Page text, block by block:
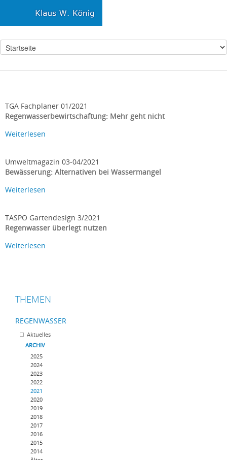
TGA Fachplaner 01/2021
Regenwasserbewirtschaftung: Mehr geht nicht
Weiterlesen
Umweltmagazin 03-04/2021
Bewässerung: Alternativen bei Wassermangel
Weiterlesen
TASPO Gartendesign 3/2021
Regenwasser überlegt nutzen
Weiterlesen
THEMEN
REGENWASSER
Aktuelles
ARCHIV
2025
2024
2023
2022
2021
2020
2019
2018
2017
2016
2015
2014